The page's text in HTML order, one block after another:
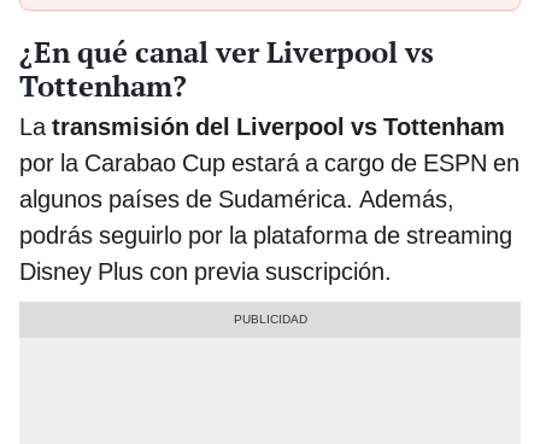
¿En qué canal ver Liverpool vs
Tottenham?
La transmisión del Liverpool vs Tottenham
por la Carabao Cup estará a cargo de ESPN en
algunos países de Sudamérica. Además,
podrás seguirlo por la plataforma de streaming
Disney Plus con previa suscripción.